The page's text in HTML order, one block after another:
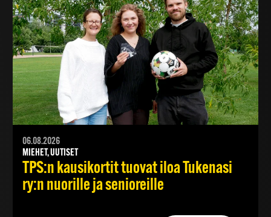
06.08.2026
MIEHET, UUTISET
TPS:n kausikortit tuovat iloa Tukenasi
ry:n nuorille ja senioreille